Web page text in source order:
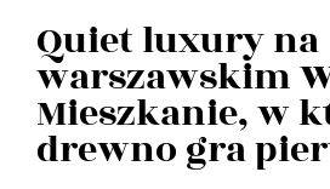
Quiet luxury na
warszawskim
Mieszkanie, w
drewno gra